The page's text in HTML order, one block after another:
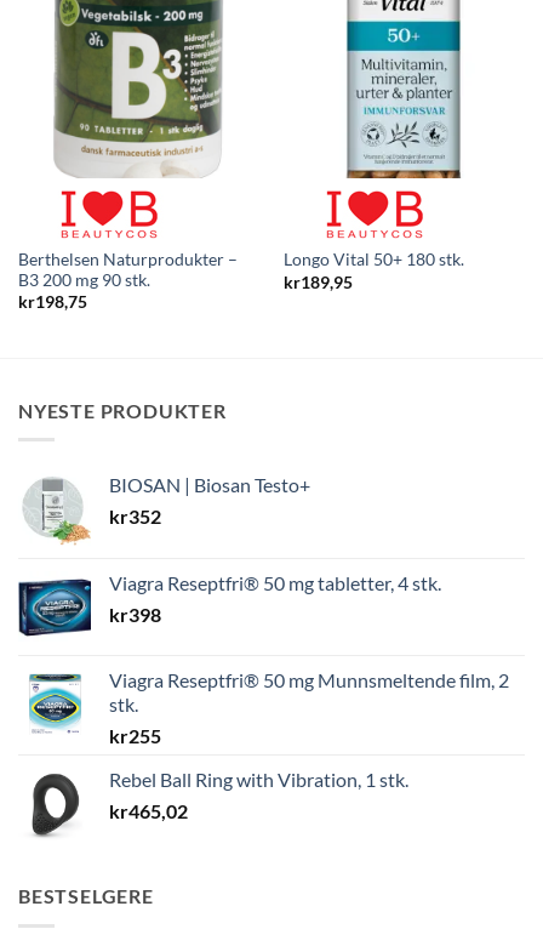
Berthelsen Naturprodukter –
B3 200 mg 90 stk.
kr198,75
Longo Vital 50+ 180 stk.
kr189,95
NYESTE PRODUKTER
BIOSAN | Biosan Testo+
kr352
Viagra Reseptfri® 50 mg tabletter, 4 stk.
kr398
Viagra Reseptfri® 50 mg Munnsmeltende film, 2
stk.
kr255
Rebel Ball Ring with Vibration, 1 stk.
kr465,02
BESTSELGERE